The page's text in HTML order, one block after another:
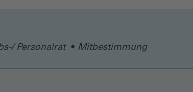
Personalrat Mitbestimmung